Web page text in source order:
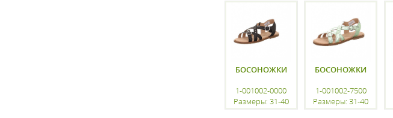
БОСОНОЖКИ
1-001002-0000
Размеры: 31-40
БОСОНОЖКИ
1-001002-7500
Размеры: 31-40